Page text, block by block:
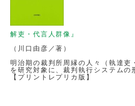
解吏・代言人群像』
（川口由彦／著）
明治期の裁判所周縁の人々（執達吏
を研究対象に、裁判執行システムの
【プリントレプリカ版】